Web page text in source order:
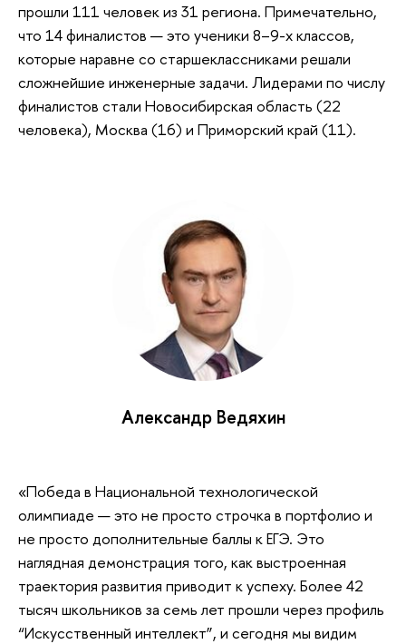
прошли 111 человек из 31 региона. Примечательно,
что 14 финалистов — это ученики 8–9-х классов,
которые наравне со старшеклассниками решали
сложнейшие инженерные задачи. Лидерами по числу
финалистов стали Новосибирская область (22
человека), Москва (16) и Приморский край (11).
Александр Ведяхин
«Победа в Национальной технологической
олимпиаде — это не просто строчка в портфолио и
не просто дополнительные баллы к ЕГЭ. Это
наглядная демонстрация того, как выстроенная
траектория развития приводит к успеху. Более 42
тысяч школьников за семь лет прошли через профиль
“Искусственный интеллект”, и сегодня мы видим